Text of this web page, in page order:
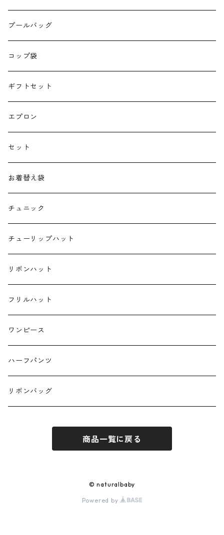
エコバッグ
巾着
授乳クッション
よだれカバー
抱っこ紐
子供用バッグ
ポケットティッシュケース
ハンカチ
ランチクロス
お弁当袋
キーホルダー
プールバッグ
コップ袋
ギフトセット
エプロン
セット
お着替え袋
チュニック
チューリップハット
リボンハット
フリルハット
ワンピース
ハーフパンツ
リボンバッグ
商品一覧に戻る
© naturalbaby
Powered by